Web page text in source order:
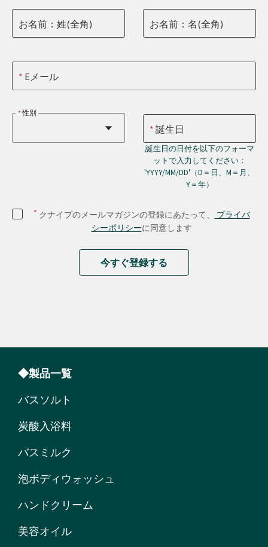
お名前：姓(全角) お名前：名(全角)
Eメール
性別
誕生日
誕生日の日付を以下のフォーマ
ットで入力してください：
'YYYY/MM/DD'（D＝日、M＝月、
Y＝年）
* クナイプのメールマガジンの登録にあたって、
プライバ
シーポリシーに同意します
今すぐ登録する
◆製品一覧
バスソルト
炭酸入浴料
バスミルク
泡ボディウォッシュ
ハンドクリーム
美容オイル